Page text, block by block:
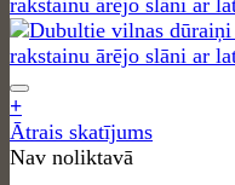
+
Ātrais skatījums
Nav noliktavā